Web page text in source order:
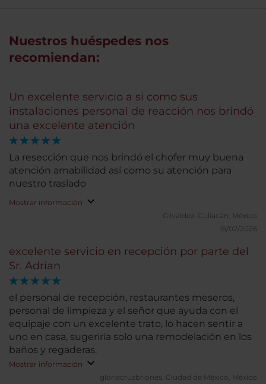
Nuestros huéspedes nos
recomiendan:
Un excelente servicio a si como sus
instalaciones personal de reacción nos brindó
una excelente atención
La resección que nos brindó el chofer muy buena
atención amabilidad así como su atención para
nuestro traslado
Mostrar información
Gilvaldez. Culiacán, México
15/02/2026
excelente servicio en recepción por parte del
Sr. Adrian
el personal de recepción, restaurantes meseros,
personal de limpieza y el señor que ayuda con el
equipaje con un excelente trato, lo hacen sentir a
uno en casa, sugeriría solo una remodelación en los
baños y regaderas.
Mostrar información
gloriacruzbriones. Ciudad de México, México